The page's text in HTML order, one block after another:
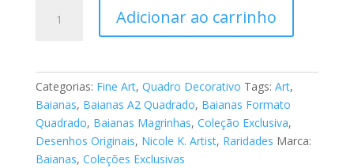
Adicionar ao carrinho
Categorias: Fine Art, Quadro Decorativo Tags: Art,
Baianas, Baianas A2 Quadrado, Baianas Formato
Quadrado, Baianas Magrinhas, Coleção Exclusiva,
Desenhos Originais, Nicole K. Artist, Raridades Marca:
Baianas, Coleções Exclusivas